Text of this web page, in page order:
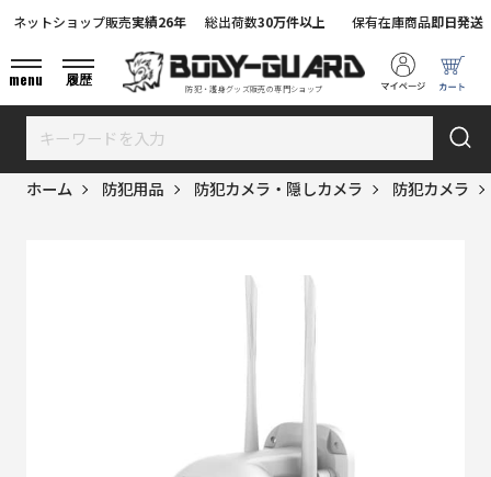
防犯・護身グッズ販売の専門ショップ
ネットショップ販売実績26年 総出荷数30万件以上 保有在庫商品即日発送
menu 履歴
ホーム 防犯用品 防犯カメラ・隠しカメラ 防犯カメラ